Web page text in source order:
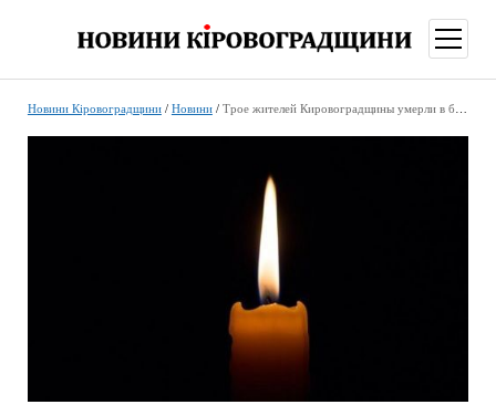
меню
Новини Кіровоградщини/ Новини/ Трое жителей Кировоградщины умерли в борьбе за Украину